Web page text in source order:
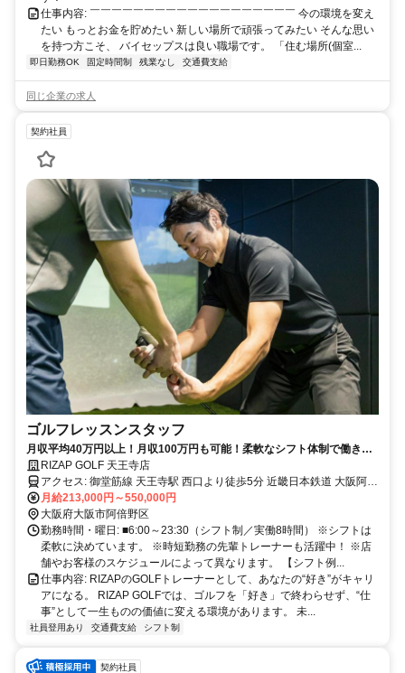
仕事内容: ￣￣￣￣￣￣￣￣￣￣￣￣￣￣￣￣￣￣￣ 今の環境を変え
たい もっとお金を貯めたい 新しい場所で頑張ってみたい そんな思い
を持つ方こそ、 バイセップスは良い職場です。 「住む場所(個室...
即日勤務OK 固定時間制 残業なし 交通費支給
同じ企業の求人
契約社員
ゴルフレッスンスタッフ
月収平均40万円以上！月収100万円も可能！柔軟なシフト体制で働きや
すさ◎充実の研修で未経験からでも始められるゴルフインストラクタ
ー！！
RIZAP GOLF 天王寺店
アクセス: 御堂筋線 天王寺駅 西口より徒歩5分 近畿日本鉄道 大阪阿部
野橋駅 西口改札より徒歩3分
月給213,000円～550,000円
大阪府大阪市阿倍野区
勤務時間・曜日: ■6:00～23:30（シフト制／実働8時間） ※シフトは
柔軟に決めています。 ※時短勤務の先輩トレーナーも活躍中！ ※店
舗やお客様のスケジュールによって異なります。 【シフト例...
仕事内容: RIZAPのGOLFトレーナーとして、あなたの“好き”がキャリ
アになる。 RIZAP GOLFでは、ゴルフを「好き」で終わらせず、“仕
事”として一生ものの価値に変える環境があります。 未...
社員登用あり 交通費支給 シフト制
契約社員